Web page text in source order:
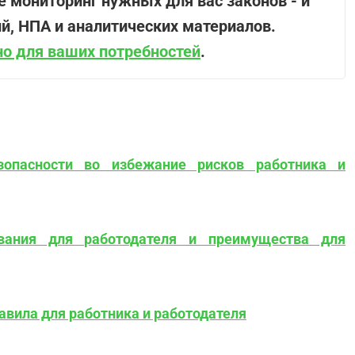
НПА и аналитических материалов.
для ваших потребностей.
во избежание рисков работника и
для работодателя и преимущества для
для работника и работодателя